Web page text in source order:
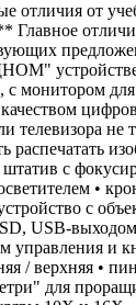
от
Главное
с монитором
телевизора не
распечатать
штатив с
•
с
USB-
управления и
/ верхняя •
для